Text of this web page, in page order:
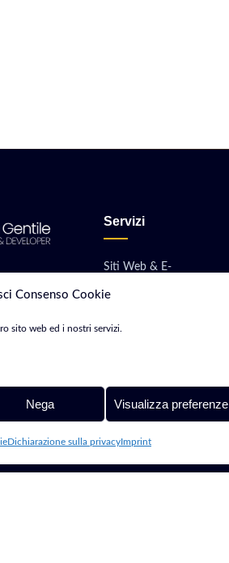
Consenso Cookie
sito web ed i nostri servizi.
Nega Visualizza preferenze
Dichiarazione sulla privacyImprint
15 anni di
Servizi
Siti Web & E-